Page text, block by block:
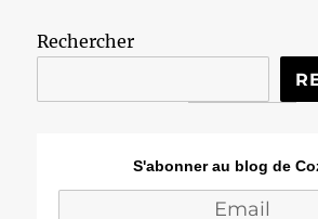
Rechercher
S'abonner au blog de